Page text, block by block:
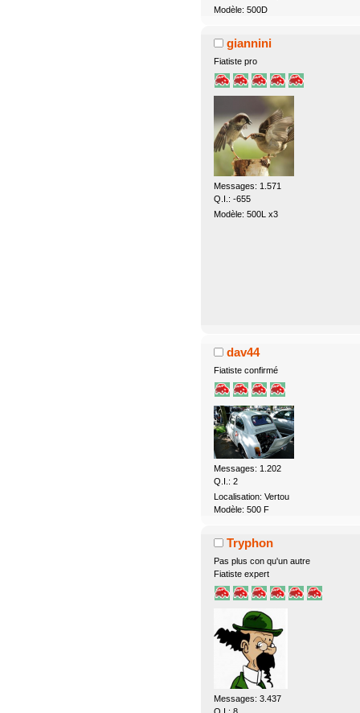
Modèle: 500D
giannini
Fiatiste pro
Messages: 1.571
Q.I.: -655
Modèle: 500L x3
dav44
Fiatiste confirmé
Messages: 1.202
Q.I.: 2
Localisation: Vertou
Modèle: 500 F
Tryphon
Pas plus con qu'un autre
Fiatiste expert
Messages: 3.437